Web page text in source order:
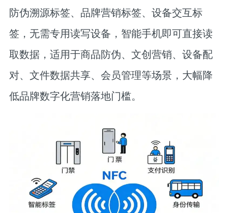
防伪溯源标签、品牌营销标签、设备交互标
签，无需专用读写设备，智能手机即可直接读
取数据，适用于商品防伪、文创营销、设备配
对、文件数据共享、会员管理等场景，大幅降
低品牌数字化营销落地门槛。